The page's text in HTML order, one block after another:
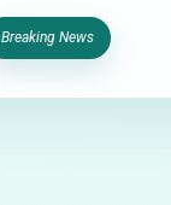
Breaking News